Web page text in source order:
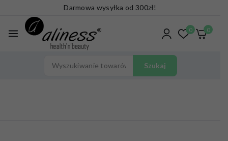
Darmowa wysyłka od 300zł!
0 0
Szukaj